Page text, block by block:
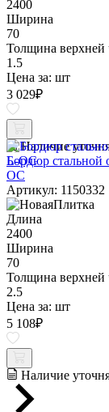
2400
Ширина
70
Толщина верхней
1.5
Цена за: шт
3 029₽
Наличие
Бордюр стальной
ОС
Артикул: 1150332
Длина
2400
Ширина
70
Толщина верхней
2.5
Цена за: шт
5 108₽
Наличие